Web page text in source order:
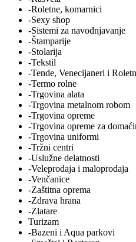
-Roletne, komarnici
-Sexy shop
-Sistemi za navodnjavanje
-Štamparije
-Stolarija
-Tekstil
-Tende, Venecijaneri i
-Termo rolne
-Trgovina alata
-Trgovina metalnom robom
-Trgovina opreme
-Trgovina opreme za
-Trgovina uniformi
-Tržni centri
-Uslužne delatnosti
-Veleprodaja i maloprodaja
-Venčanice
-Zaštitna oprema
-Zdrava hrana
-Zlatare
Turizam
-Bazeni i Aqua parkovi